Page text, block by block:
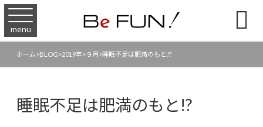
menu 
ホーム >BLOG >2019年 > ９月 >睡眠不足は肥満のもと!?
睡眠不足は肥満のもと!?